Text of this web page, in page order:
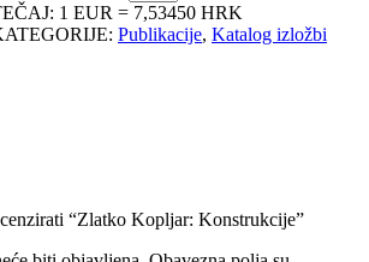
1 EUR = 7,53450 HRK
Publikacije, Katalog izložbi
“Zlatko Kopljar: Konstrukcije”